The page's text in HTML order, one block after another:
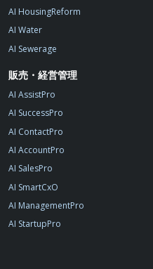
AI HousingReform
AI Water
AI Sewerage
販売・経営管理
AI AssistPro
AI SuccessPro
AI ContactPro
AI AccountPro
AI SalesPro
AI SmartCxO
AI ManagementPro
AI StartupPro